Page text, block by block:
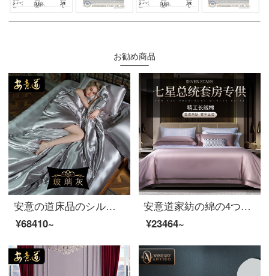
お勧め商品
安意の道床品のシルク四点セットの結婚祝いの寝具100%桑蚕糸オーダーメードシーツシーツ布団カバーの豪華な裸のシルク布団セット30 mm-ガラス灰1.8 M/2.0 Mベッド(220*240芯)
¥68410~
安意道家紡の綿の4つのセットは綿の純色の透けた辺のシーツカバーが軽い贅沢で簡単な現代中国式家庭用ホテルの寝具セットの莫蘭迪粉150本の1.8メートルのベッド（220*240に適しています。芯）
¥23464~